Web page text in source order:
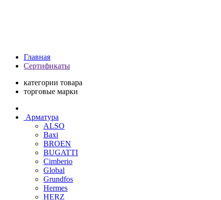
Главная
Сертификаты
категории товара
торговые марки
Арматура
ALSO
Baxi
BROEN
BUGATTI
Cimberio
Global
Grundfos
Hermes
HERZ